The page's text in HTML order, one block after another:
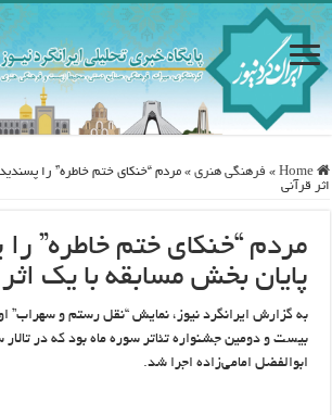
Home
» فرهنگی هنری » مردم “خنکای ختم خاطره” را
اثر قرآنی
مردم “خنکای ختم خاطره”
پایان بخش مسابقه با یک
به گزارش ایرانگرد نیوز، نمایش “نقل رستم و سهراب”
بیست و دومین جشنواره تئاتر سوره ماه بود که در
ابوالفضل امامی‌زاده اجرا شد.